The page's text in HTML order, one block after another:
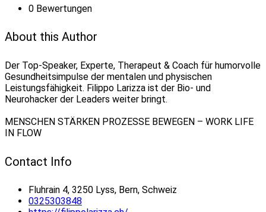
0 Bewertungen
About this Author
Der Top-Speaker, Experte, Therapeut & Coach für humorvolle
Gesundheitsimpulse der mentalen und physischen
Leistungsfähigkeit. Filippo Larizza ist der Bio- und
Neurohacker der Leaders weiter bringt.
MENSCHEN STÄRKEN PROZESSE BEWEGEN – WORK LIFE
IN FLOW
Contact Info
Fluhrain 4, 3250 Lyss, Bern, Schweiz
0325303848